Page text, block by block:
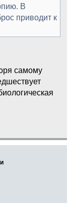
В
приводит к
самому